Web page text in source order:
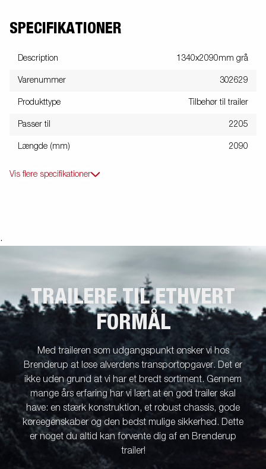
SPECIFIKATIONER
Description 1340x2090mm grå
Varenummer 302629
Produkttype Tilbehør til trailer
Passer til 2205
Længde (mm) 2090
Vis flere specifikationer
.
TRAILERE TIL ETHVERT
FORMÅL
Med traileren som udgangspunkt ønsker vi hos
Brenderup at løse alverdens transportopgaver. Det er
ikke uden grund at vi har et bredt sortiment. Gennem
mange års erfaring har vi lært at en god trailer skal
have: en stærk konstruktion, et robust chassis, gode
køreegenskaber og den bedst mulige sikkerhed. Dette
er noget du altid kan forvente dig af en Brenderup
trailer!